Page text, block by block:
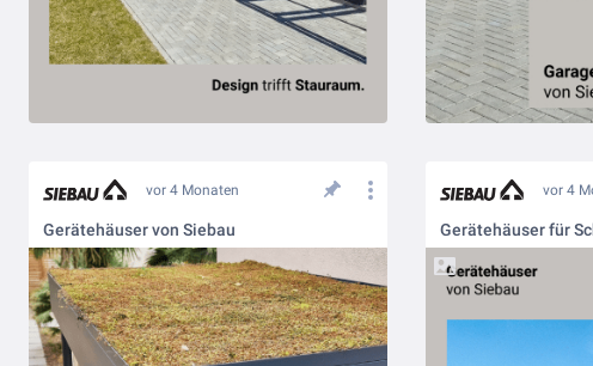
vor 4 Monaten
Gerätehäuser von Siebau
vor 4
Gerätehäuser für